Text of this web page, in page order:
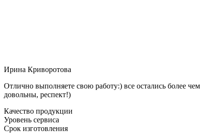
Ирина Криворотова
Отлично выполняете свою работу:) все остались более чем
довольны, респект!)
Качество продукции
Уровень сервиса
Срок изготовления